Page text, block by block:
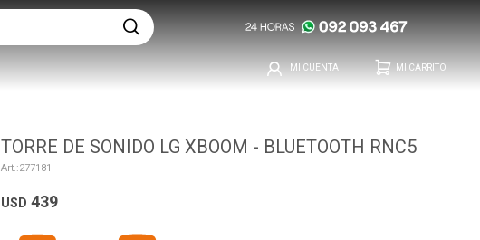
TORRE DE SONIDO LG XBOOM - BLUETOOTH RNC5
277181
USD 439